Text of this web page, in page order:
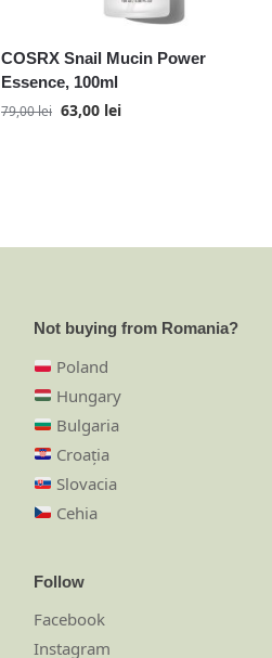
COSRX Snail Mucin Power
Essence, 100ml
79,00lei 63,00 lei
Not buying from Romania?
Poland
Hungary
Bulgaria
Croația
Slovacia
Cehia
Follow
Facebook
Instagram